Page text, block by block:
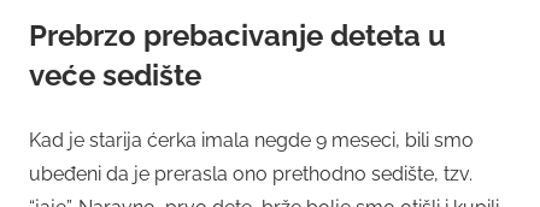
Prebrzo prebacivanje deteta u
veće sedište
Kad je starija ćerka imala negde 9 meseci, bili smo
ubeđeni da je prerasla ono prethodno sedište, tzv.